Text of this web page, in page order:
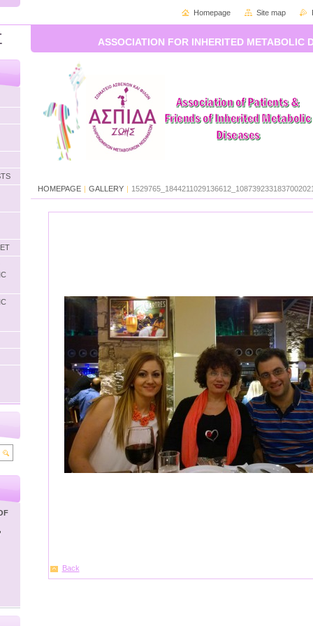
ASSOCIATION FOR INHERITED METABOLIC
HOMEPAGE | GALLERY |
Back
Homepage Site map